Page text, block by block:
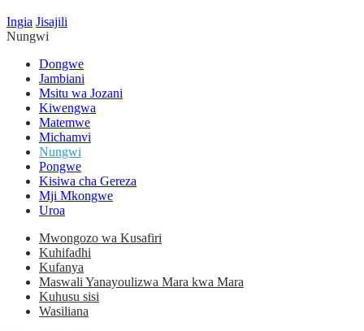
Ingia Jisajili
Nungwi
Dongwe
Jambiani
Msitu wa Jozani
Kiwengwa
Matemwe
Michamvi
Nungwi
Pongwe
Kisiwa cha Gereza
Mji Mkongwe
Uroa
Mwongozo wa Kusafiri
Kuhifadhi
Kufanya
Maswali Yanayoulizwa Mara kwa Mara
Kuhusu sisi
Wasiliana